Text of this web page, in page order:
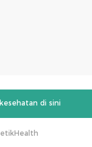
di sini